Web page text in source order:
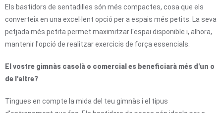
Els bastidors de sentadilles són més compactes, cosa que els
converteix en una excel·lent opció per a espais més petits. La seva
petjada més petita permet maximitzar l'espai disponible i, alhora,
mantenir l'opció de realitzar exercicis de força essencials.
El vostre gimnàs casolà o comercial es beneficiarà més d'un o
de l'altre?
Tingues en compte la mida del teu gimnàs i el tipus